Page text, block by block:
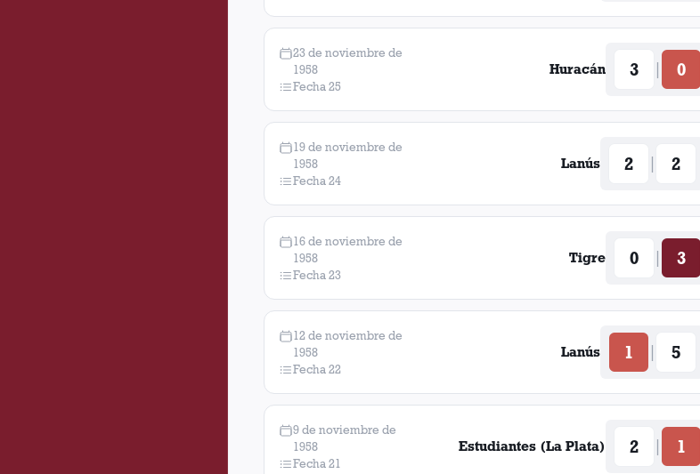
23 de noviembre de
1958
Fecha 25
Huracán 3 0
19 de noviembre de
1958
Fecha 24
Lanús 2 2
16 de noviembre de
1958
Fecha 23
Tigre 0 3
12 de noviembre de
1958
Fecha 22
Lanús 1 5
9 de noviembre de
1958
Fecha 21
Estudiantes (La Plata) 2 1